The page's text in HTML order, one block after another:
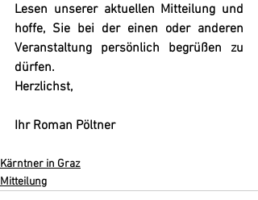
Lesen unserer aktuellen Mitteilung und
hoffe, Sie bei der einen oder anderen
Veranstaltung persönlich begrüßen zu
dürfen.
Herzlichst,
Ihr Roman Pöltner
Kärntner in Graz
Mitteilung